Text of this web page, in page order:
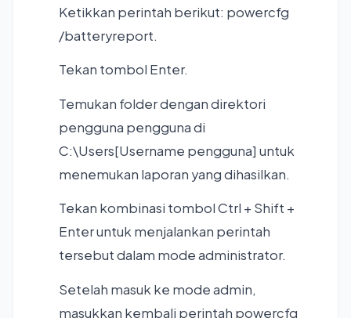
Ketikkan perintah berikut: powercfg
/batteryreport.
Tekan tombol Enter.
Temukan folder dengan direktori
pengguna pengguna di
C:\Users[Username pengguna] untuk
menemukan laporan yang dihasilkan.
Tekan kombinasi tombol Ctrl + Shift +
Enter untuk menjalankan perintah
tersebut dalam mode administrator.
Setelah masuk ke mode admin,
masukkan kembali perintah powercfg